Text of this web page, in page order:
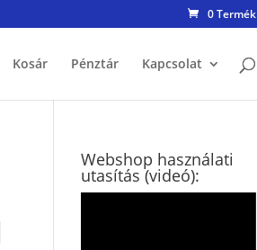
0 Termék
Kosár Pénztár Kapcsolat
Webshop használati
utasítás (videó):